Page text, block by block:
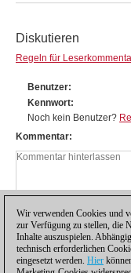
Diskutieren
Regeln für
Benutzer
Kennwort
Noch kein Benutzer?
Kommentar
Wir verwenden Cookies und
zur Verfügung zu stellen, die
Inhalte auszuspielen.
technisch erforderlichen
eingesetzt werden. Hier